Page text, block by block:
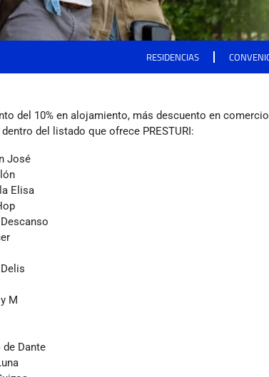
RESIDENCIAS
del 10% en alojamiento, más descuento en
del listado que ofrece PRESTURI:
José
Elisa
M
de Dante